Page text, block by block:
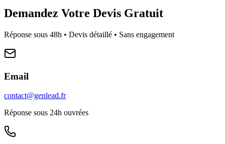
Demandez Votre Devis Gratuit
Réponse sous 48h • Devis détaillé • Sans engagement
Email
contact@genlead.fr
Réponse sous 24h ouvrées